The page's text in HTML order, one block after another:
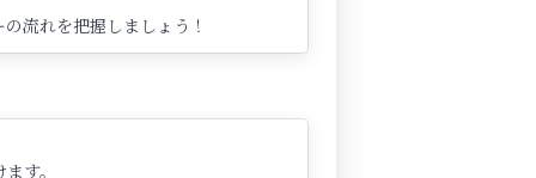
流れを把握しましょう！
す。